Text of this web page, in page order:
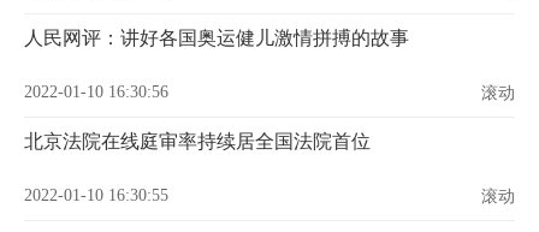
人民网评：讲好各国奥运健儿激情拼搏的故事
2022-01-10 16:30:56 滚动
北京法院在线庭审率持续居全国法院首位
2022-01-10 16:30:55 滚动